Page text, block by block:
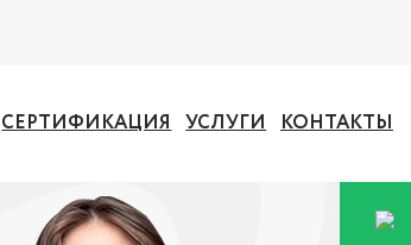
СЕРТИФИКАЦИЯ УСЛУГИ КОНТАКТЫ